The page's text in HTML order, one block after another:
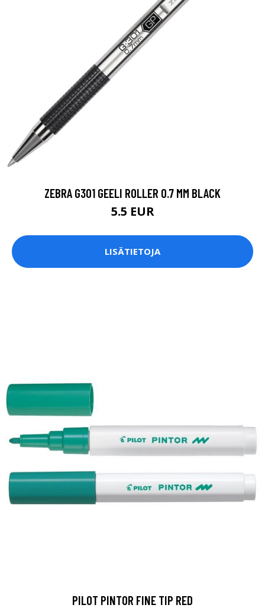
ZEBRA G301 GEELI ROLLER 0.7 MM BLACK
5.5 EUR
LISÄTIETOJA
PILOT PINTOR FINE TIP RED